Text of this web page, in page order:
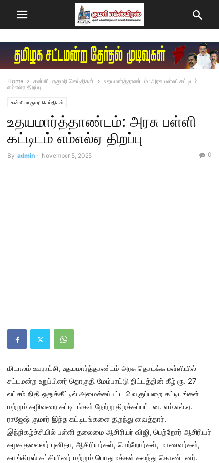
Home கன்னியாகுமரி செய்திகள்
உதயமார்த்தாண்டம்: அரசு பள்ளி கட்டிடம்
எம்எல்ஏ திறப்பு
கன்னியாகுமரி செய்திகள்
உதயமார்த்தாண்டம்: அரசு பள்ளி
கட்டிடம் எம்எல்ஏ திறப்பு
By admin - November 5, 2025 0
மிடாலம் ஊராட்சி, உதயமார்த்தாண்டம் அரசு தொடக்க பள்ளியில்
சட்டமன்ற உறுப்பினர் தொகுதி மேம்பாட்டு திட்டத்தின் கீழ் ரூ. 27
லட்சம் நிதி ஒதுக்கீட்டில் அமைக்கப்பட்ட 2 வகுப்பறை கட்டிடங்கள்
மற்றும் கழிவறை கட்டிடங்கள் நேற்று திறக்கப்பட்டன. எம்.எல்.ஏ.
ராஜேஷ் குமார் இந்த கட்டிடங்களை திறந்து வைத்தார்.
இந்நிகழ்ச்சியில் பள்ளி தலைமை ஆசிரியர் விஜி, பெற்றோர் ஆசிரியர்
கழக தலைவர் புனிதா, ஆசிரியர்கள், பெற்றோர்கள், மாணவர்கள்,
காங்கிரஸ் கட்சியினர் மற்றும் பொதுமக்கள் கலந்து கொண்டனர்.